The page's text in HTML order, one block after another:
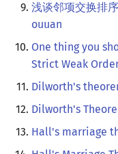
浅谈邻项交换排
ouuan
One thing you
Strict Weak
Dilworth's
Dilworth's
Hall's marriage